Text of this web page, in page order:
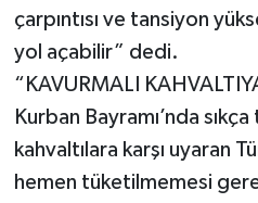
çarpıntısı ve tansiyon
yol açabilir” dedi.
“KAVURMALI
Kurban Bayramı’nda
kahvaltılara karşı uyaran
hemen tüketilmemesi